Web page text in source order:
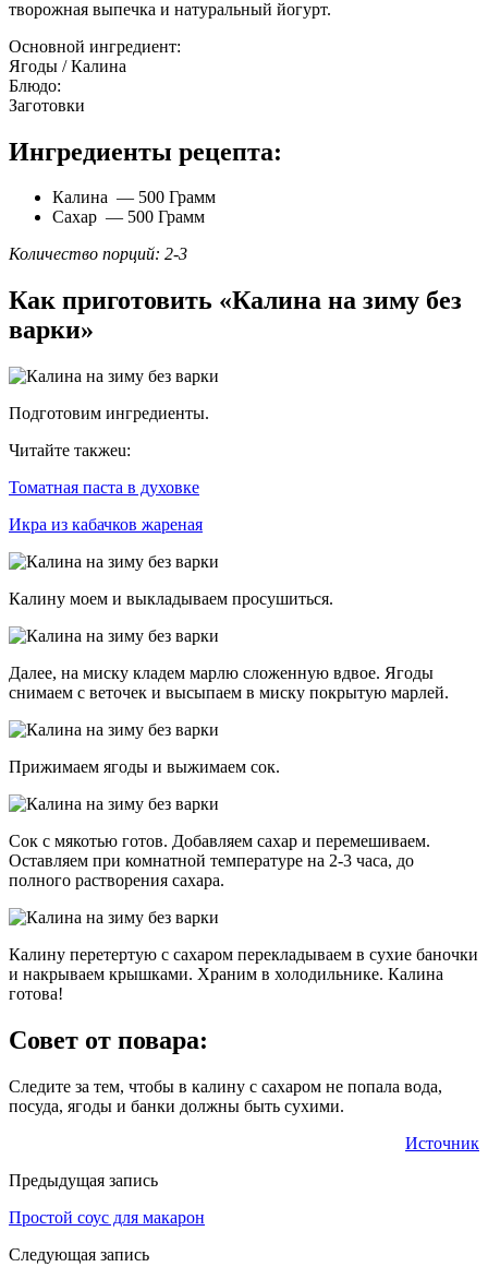
творожная выпечка и натуральный йогурт.
Основной ингредиент:
Ягоды / Калина
Блюдо:
Заготовки
Ингредиенты рецепта:
Калина — 500 Грамм
Сахар — 500 Грамм
Количество порций: 2-3
Как приготовить «Калина на зиму без
варки»
Подготовим ингредиенты.
Читайте такжеu:
Томатная паста в духовке
Икра из кабачков жареная
Калину моем и выкладываем просушиться.
Далее, на миску кладем марлю сложенную вдвое. Ягоды
снимаем с веточек и высыпаем в миску покрытую марлей.
Прижимаем ягоды и выжимаем сок.
Сок с мякотью готов. Добавляем сахар и перемешиваем.
Оставляем при комнатной температуре на 2-3 часа, до
полного растворения сахара.
Калину перетертую с сахаром перекладываем в сухие баночки
и накрываем крышками. Храним в холодильнике. Калина
готова!
Совет от повара:
Следите за тем, чтобы в калину с сахаром не попала вода,
посуда, ягоды и банки должны быть сухими.
Источник
Предыдущая запись
Простой соус для макарон
Следующая запись